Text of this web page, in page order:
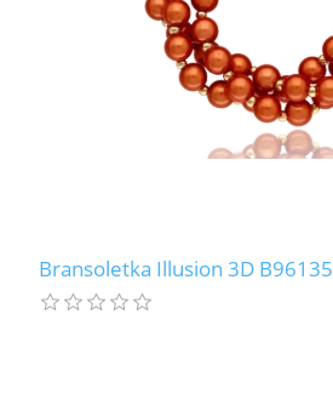
Bransoletka Illusion 3D B96135